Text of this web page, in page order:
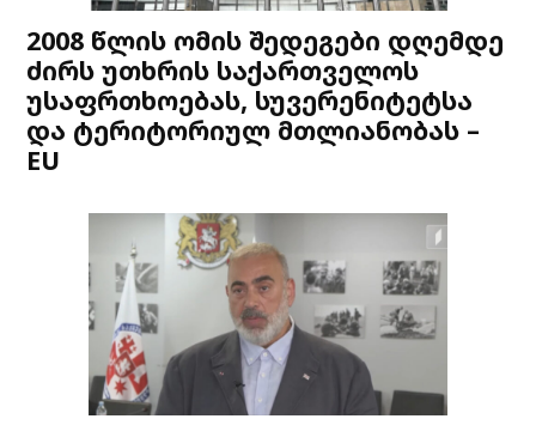
2008 წლის ომის შედეგები დღემდე
ძირს უთხრის საქართველოს
უსაფრთხოებას, სუვერენიტეტსა
და ტერიტორიულ მთლიანობას –
EU